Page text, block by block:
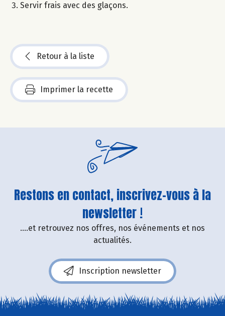
Servir frais avec des glaçons.
Retour à la liste
Imprimer la recette
Restons en contact, inscrivez-vous à la
newsletter !
....et retrouvez nos offres, nos événements et nos
actualités.
Inscription newsletter